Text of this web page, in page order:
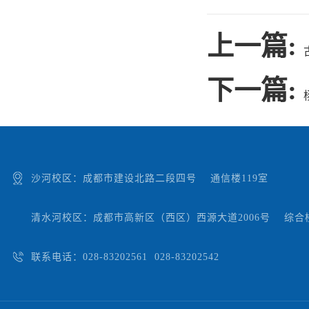
上一篇:
下一篇:
沙河校区：成都市建设北路二段四号 通信楼119室
清水河校区：成都市高新区（西区）西源大道2006号 综合
联系电话：028-83202561 028-83202542